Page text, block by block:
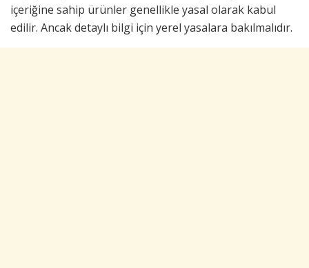
içeriğine sahip ürünler genellikle yasal olarak kabul
edilir. Ancak detaylı bilgi için yerel yasalara bakılmalıdır.